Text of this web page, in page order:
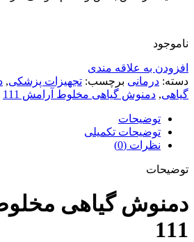
ناموجود
افزودن به علاقه مندی
دسته: درمانی برچسب: تجهیزات پزشکی,
گیاهی, دمنوش گیاهی مخلوط آرامش 111
توضیحات
توضیحات تکمیلی
نظرات (0)
توضیحات
دمنوش گیاهی
111